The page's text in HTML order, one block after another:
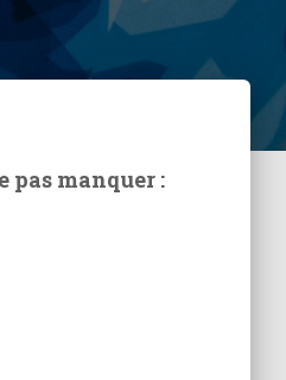
pas manquer :